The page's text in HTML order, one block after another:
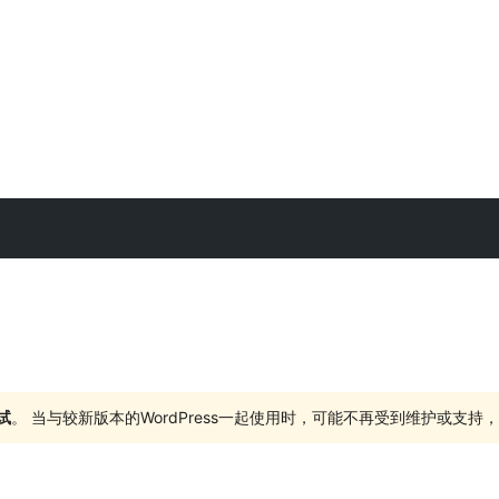
。 当与较新版本的WordPress一起使用时，可能不再受到维护或支持